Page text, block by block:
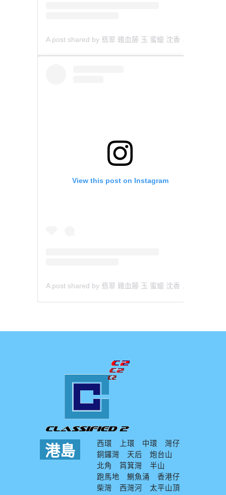
View this post on Instagram
A post shared by 翡翠 雞血藤 玉 蜜蠟 沈香 檀香 南紅 瑪瑙 手鐲 飾物 (@aaa.hk)
港島 西環 上環 中環
灣仔
銅鑼灣
天后
炮台山
北角
筲箕灣
半山
跑馬地
鰂魚涌
香港仔
柴灣
西灣河 太平山頂